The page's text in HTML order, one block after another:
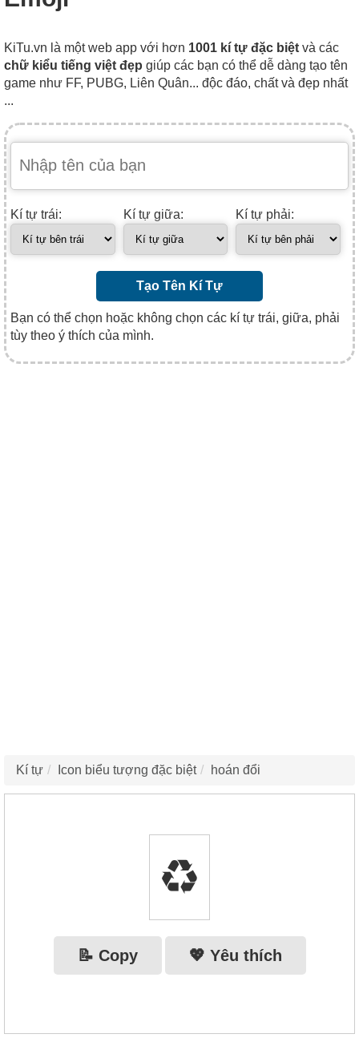
KiTu.vn là một web app với hơn 1001 kí tự đặc biệt và các
chữ kiểu tiếng việt đẹp giúp các bạn có thể dễ dàng tạo tên
game như FF, PUBG, Liên Quân... độc đáo, chất và đẹp nhất
...
Kí tự trái: Kí tự giữa: Kí tự phải:
Tạo Tên Kí Tự
Bạn có thể chọn hoặc không chọn các kí tự trái, giữa, phải
tùy theo ý thích của mình.
Kí tự Icon biểu tượng đặc biệt hoán đổi
♻️
📝 Copy 💖 Yêu thích